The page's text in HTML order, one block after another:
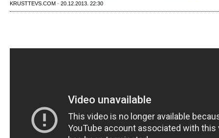
KRUSTTEVS.COM · 20.12.2013. 22:30